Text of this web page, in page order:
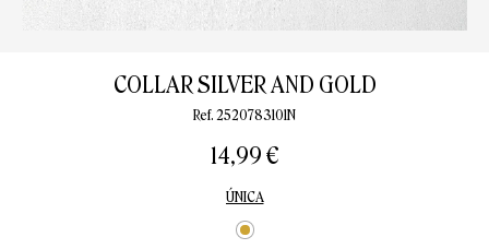
COLLAR SILVER AND GOLD
Ref. 2520783101N
14,99 €
ÚNICA